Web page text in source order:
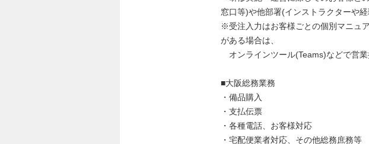
窓口等)や他部署(インストラクターや
※受注入力はお客様ごとの個別マニュ
がある場合は、
オンラインツール(Teams)などで営業
■大阪総務業務
・備品購入
・支払伝票
・各種電話、お客様対応
・宅配便業者対応、その他総務庶務等